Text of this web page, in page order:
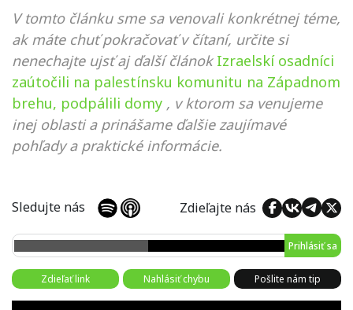
V tomto článku sme sa venovali konkrétnej téme,
ak máte chuť pokračovať v čítaní, určite si
nenechajte ujsť aj ďalší článok Izraelskí osadníci
zaútočili na palestínsku komunitu na Západnom
brehu, podpálili domy , v ktorom sa venujeme
inej oblasti a prinášame ďalšie zaujímavé
pohľady a praktické informácie.
Sledujte nás Zdieľajte nás
Prihlásiť sa
Zdieľať link Nahlásiť chybu Pošlite nám tip